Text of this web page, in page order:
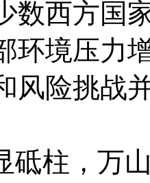
数西方国
环境压力
风险挑战
砥柱，万